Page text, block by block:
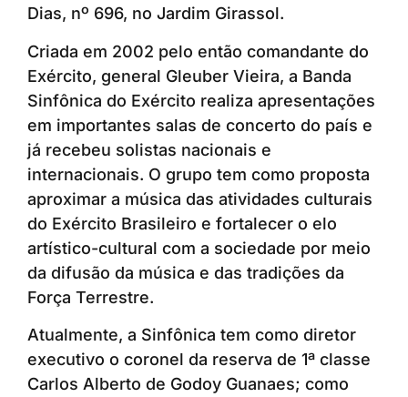
Dias, nº 696, no Jardim Girassol.
Criada em 2002 pelo então comandante do
Exército, general Gleuber Vieira, a Banda
Sinfônica do Exército realiza apresentações
em importantes salas de concerto do país e
já recebeu solistas nacionais e
internacionais. O grupo tem como proposta
aproximar a música das atividades culturais
do Exército Brasileiro e fortalecer o elo
artístico-cultural com a sociedade por meio
da difusão da música e das tradições da
Força Terrestre.
Atualmente, a Sinfônica tem como diretor
executivo o coronel da reserva de 1ª classe
Carlos Alberto de Godoy Guanaes; como